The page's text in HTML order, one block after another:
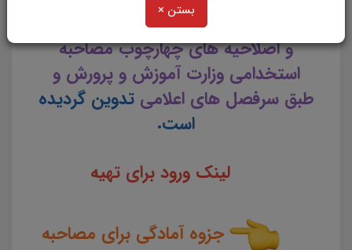
بستن ×
این مجموعه متناسب با
و اصلاحیه های چهارچوب مصاحبه
استخدامی وزارت آموزش و پرورش و
طبق سرفصل های اعلامیتدوین گردیده
است.
لینک ورود برای تهیه
جزوه آمادگی برای مصاحبه